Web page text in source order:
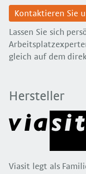
Kontaktieren Sie
Lassen Sie sich
gleich auf dem
Hersteller
Viasit legt als